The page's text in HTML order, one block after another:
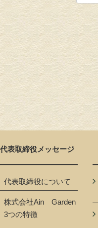
代表取締役メッセージ
代表取締役について
株式会社Ain Garden
3つの特徴